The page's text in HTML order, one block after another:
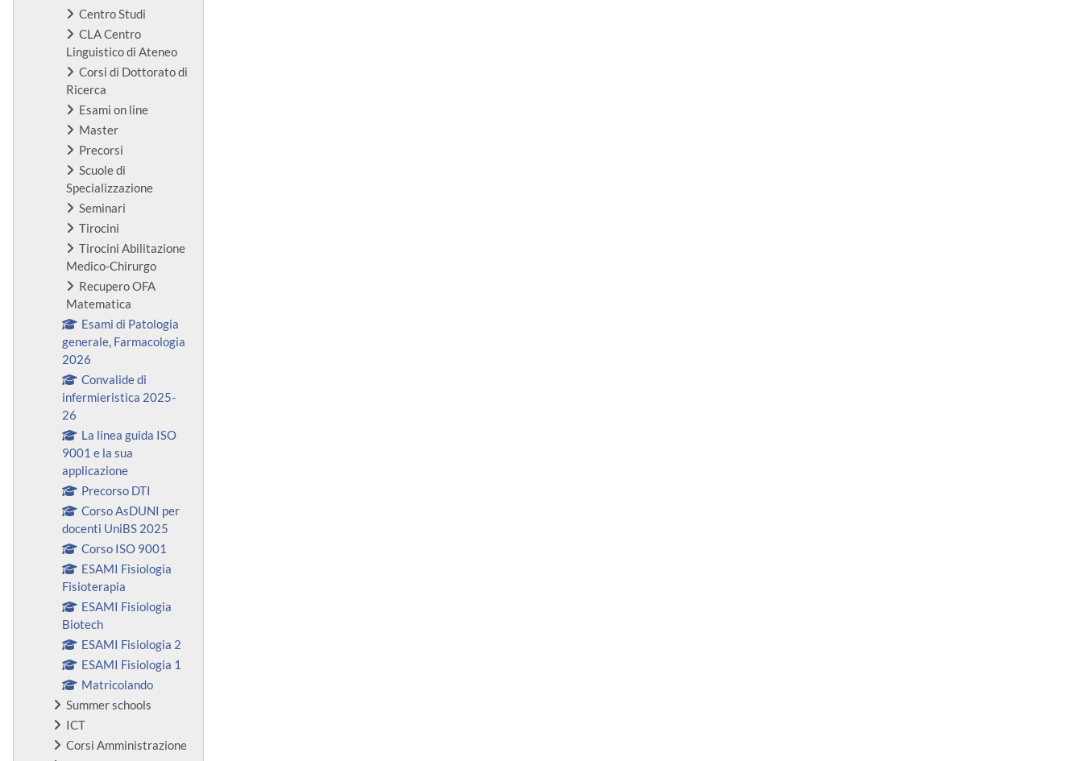
Centro Studi
CLA Centro
Linguistico di Ateneo
Corsi di Dottorato di
Ricerca
Esami on line
Master
Precorsi
Scuole di
Specializzazione
Seminari
Tirocini
Tirocini Abilitazione
Medico-Chirurgo
Recupero OFA
Matematica
Esami di Patologia
generale, Farmacologia
2026
Convalide di
infermieristica 2025-
26
La linea guida ISO
9001 e la sua
applicazione
Precorso DTI
Corso AsDUNI per
docenti UniBS 2025
Corso ISO 9001
ESAMI Fisiologia
Fisioterapia
ESAMI Fisiologia
Biotech
ESAMI Fisiologia 2
ESAMI Fisiologia 1
Matricolando
Summer schools
ICT
Corsi Amministrazione